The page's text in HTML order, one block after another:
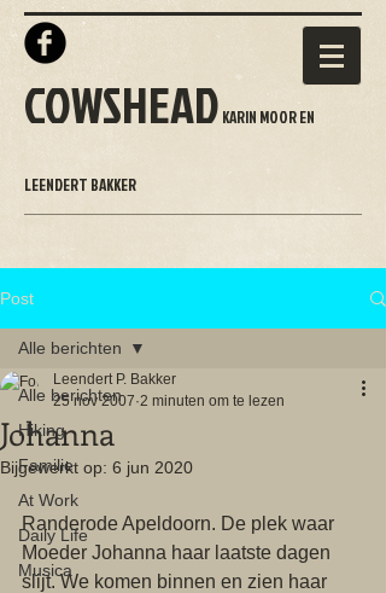
COWSHEAD KARIN MOOR EN
LEENDERT BAKKER
Post
Alle berichten
Hiking
Familie
At Work
Daily Life
Musica
Alle berichten
Johanna
Leendert P. Bakker
25 nov 2007 2 minuten om te lezen
Bijgewerkt op: 6 jun 2020
Randerode Apeldoorn. De plek waar
Moeder Johanna haar laatste dagen
slijt. We komen binnen en zien haar